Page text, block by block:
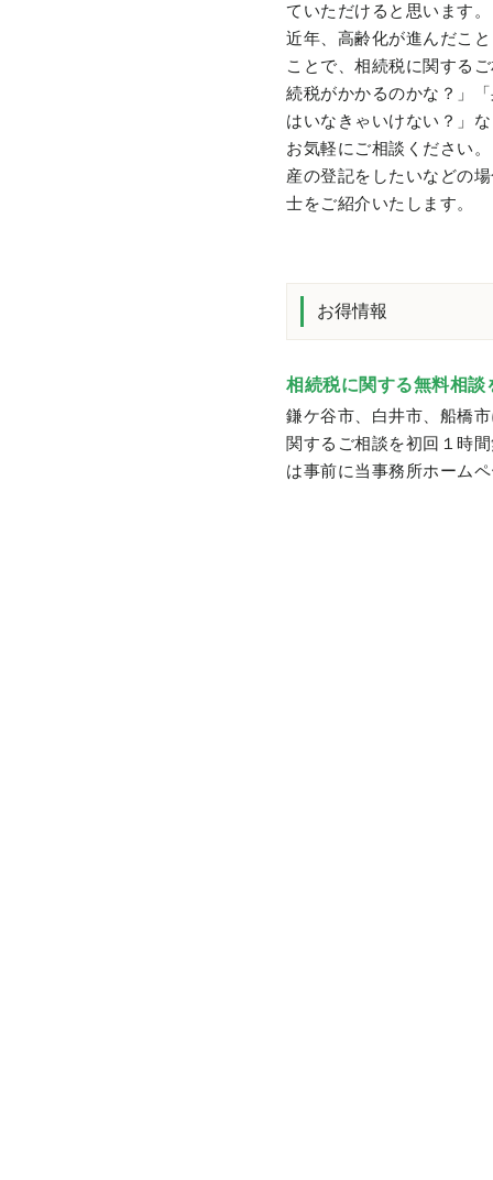
ていただけると思います。
近年、高齢化が進んだこ
ことで、相続税に関する
続税がかかるのかな？」
はいなきゃいけない？」
お気軽にご相談ください
産の登記をしたいなどの
士をご紹介いたします。
お得情報
相続税に関する無料相談
鎌ケ谷市、白井市、船橋
関するご相談を初回１時
は事前に当事務所ホーム